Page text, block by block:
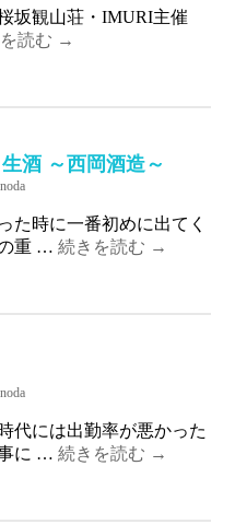
坂観山荘・IMURI主催
読む →
酒 ～西岡酒造～
た時に一番初めに出てく
の重 …続きを読む →
代には出勤率が悪かった
事に …続きを読む →